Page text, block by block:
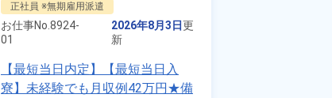
正社員 ※無期雇用派遣
お仕事No. 8924-
01
2026年8月3日更
新
【最短当日内定】【最短当日入
寮】未経験でも月収例42万円★備